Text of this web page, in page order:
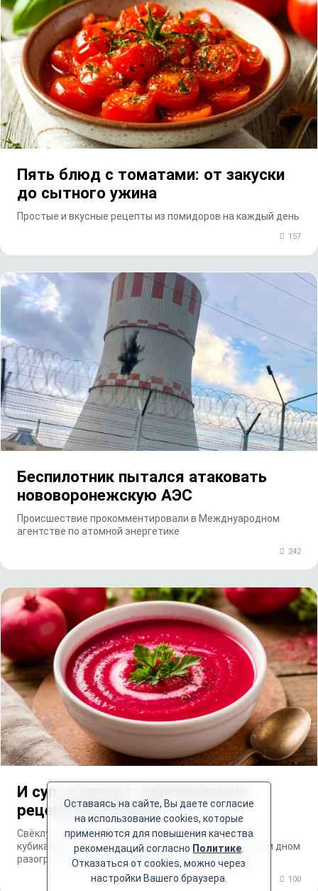
Пять блюд с томатами: от закуски
до сытного ужина
Простые и вкусные рецепты из помидоров на каждый день
157
Беспилотник пытался атаковать
нововоронежскую АЭС
Происшествие прокомментировали в Межднуародном
агентстве по атомной энергетике
242
И суп, и десерт: оригинальные
рецепты из свёклы
Свёклу, картофель и морковь очистите и нарежьте
кубиками. Лук мелко нарежьте.В кастрюле с толстым дном
разогрейте масло, обжарьте лук до прозрачности,...
100
Оставаясь на сайте, Вы даете согласие
на использование cookies, которые
применяются для повышения качества
рекомендаций согласно Политике
Отказаться от cookies, можно через
настройки Вашего браузера.